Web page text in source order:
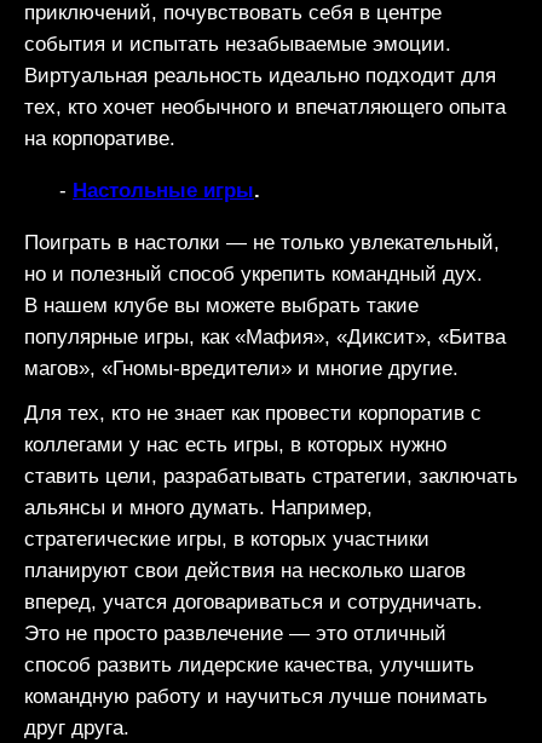
приключений, почувствовать себя в центре
события и испытать незабываемые эмоции.
Виртуальная реальность идеально подходит для
тех, кто хочет необычного и впечатляющего опыта
на корпоративе.
Настольные игры.
Поиграть в настолки — не только увлекательный,
но и полезный способ укрепить командный дух.
В нашем клубе вы можете выбрать такие
популярные игры, как «Мафия», «Диксит», «Битва
магов», «Гномы-вредители» и многие другие.
Для тех, кто не знает как провести корпоратив с
коллегами у нас есть игры, в которых нужно
ставить цели, разрабатывать стратегии, заключать
альянсы и много думать. Например,
стратегические игры, в которых участники
планируют свои действия на несколько шагов
вперед, учатся договариваться и сотрудничать.
Это не просто развлечение — это отличный
способ развить лидерские качества, улучшить
командную работу и научиться лучше понимать
друг друга.